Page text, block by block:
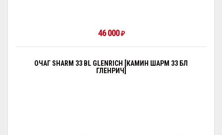
46 000₽
ОЧАГ SHARM 33 BL GLENRICH [КАМИН ШАРМ 33 БЛ
ГЛЕНРИЧ]